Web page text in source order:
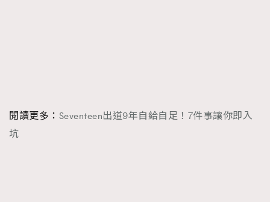
閱讀更多： Seventeen出道9年自給自足！7件事讓你即入
坑